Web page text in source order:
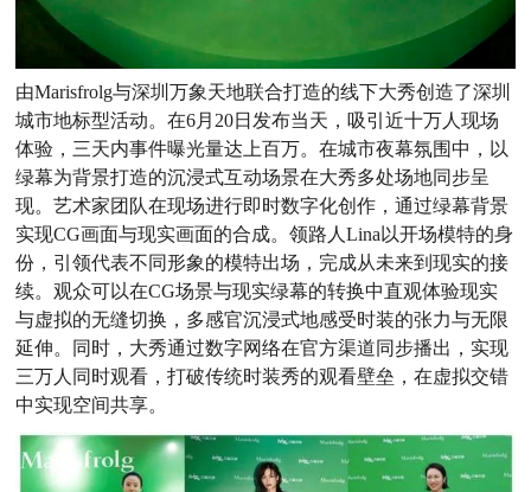
由Marisfrolg与深圳万象天地联合打造的线下大秀创造了深圳
城市地标型活动。在6月20日发布当天，吸引近十万人现场
体验，三天内事件曝光量达上百万。在城市夜幕氛围中，以
绿幕为背景打造的沉浸式互动场景在大秀多处场地同步呈
现。艺术家团队在现场进行即时数字化创作，通过绿幕背景
实现CG画面与现实画面的合成。领路人Lina以开场模特的身
份，引领代表不同形象的模特出场，完成从未来到现实的接
续。观众可以在CG场景与现实绿幕的转换中直观体验现实
与虚拟的无缝切换，多感官沉浸式地感受时装的张力与无限
延伸。同时，大秀通过数字网络在官方渠道同步播出，实现
三万人同时观看，打破传统时装秀的观看壁垒，在虚拟交错
中实现空间共享。